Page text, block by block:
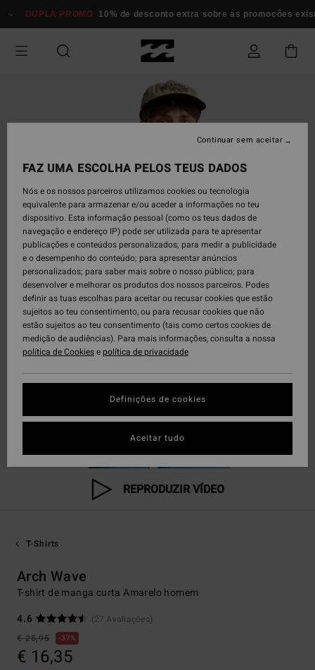
para
informação
DUPLA PROMO 10% de desconto extra sobre as promocôes
REPRODUZIR VÍDEO
T-Shirts
Arch Wave
T-shirt de manga curta Amarelo homem
4.6
(27 Avaliações)
€ 25,95
37%
€ 16,35
FAZ UMA ESCOLHA PELOS TEUS DADOS
Nós e os nossos parceiros utilizamos cookies ou tecnologia
equivalente para armazenar e/ou aceder a informações no teu
dispositivo. Esta informação pessoal (como os teus dados de
navegação e endereço IP) pode ser utilizada para te apresentar
publicações e conteúdos personalizados; para medir a publicidade
e o desempenho do conteúdo; para apresentar anúncios
personalizados; para saber mais sobre o nosso público; para
desenvolver e melhorar os produtos dos nossos parceiros. Podes
definir as tuas escolhas para aceitar ou recusar cookies que estão
sujeitos ao teu consentimento, ou para recusar cookies que não
estão sujeitos ao teu consentimento (tais como certos cookies de
medição de audiências). Para mais informações, consulta a nossa
política de Cookiesepolítica de privacidade
Definições de cookies
Continuar sem aceitar
Aceitar tudo